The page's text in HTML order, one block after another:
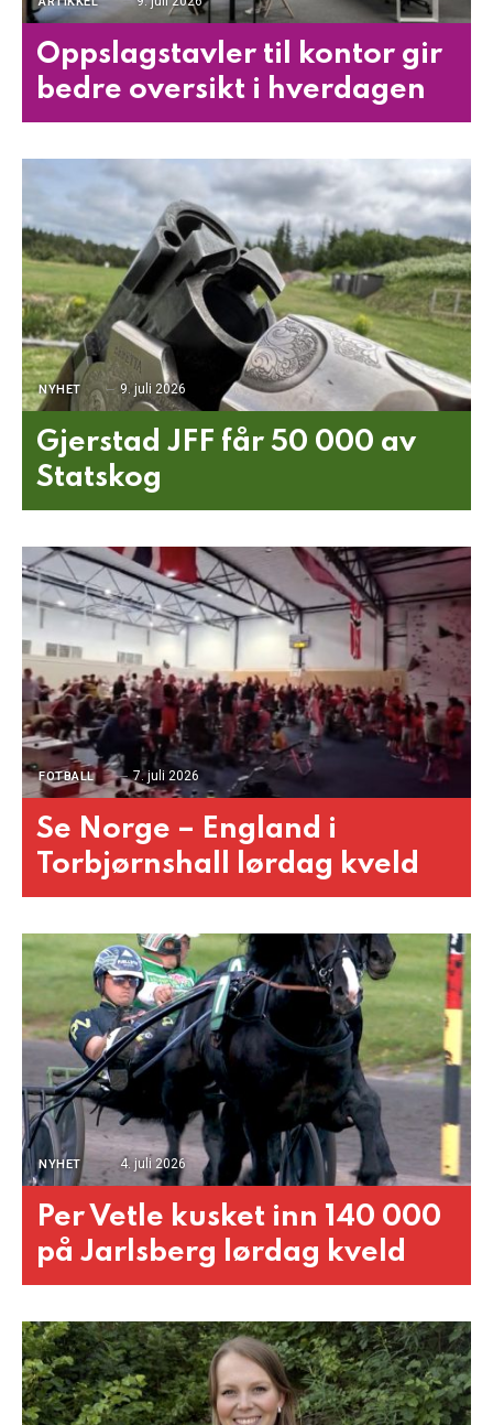
Oppslagstavler til kontor gir
bedre oversikt i hverdagen
NYHET 9. juli 2026
Gjerstad JFF får 50 000 av
Statskog
FOTBALL 7. juli 2026
Se Norge – England i
Torbjørnshall lørdag kveld
NYHET 4. juli 2026
Per Vetle kusket inn 140 000
på Jarlsberg lørdag kveld